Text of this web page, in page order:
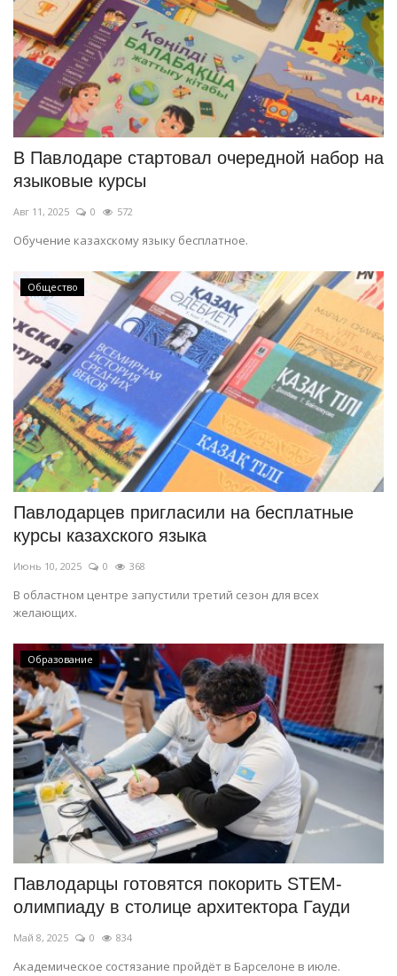
Қазақша Русский
В Павлодаре стартовал очередной набор на
языковые курсы
Авг 11, 2025 0 572
Обучение казахскому языку бесплатное.
Общество
Павлодарцев пригласили на бесплатные
курсы казахского языка
Июнь 10, 2025 0 368
В областном центре запустили третий сезон для всех
желающих.
Образование
Павлодарцы готовятся покорить STEM-
олимпиаду в столице архитектора Гауди
Май 8, 2025 0 834
Академическое состязание пройдёт в Барселоне в июле.